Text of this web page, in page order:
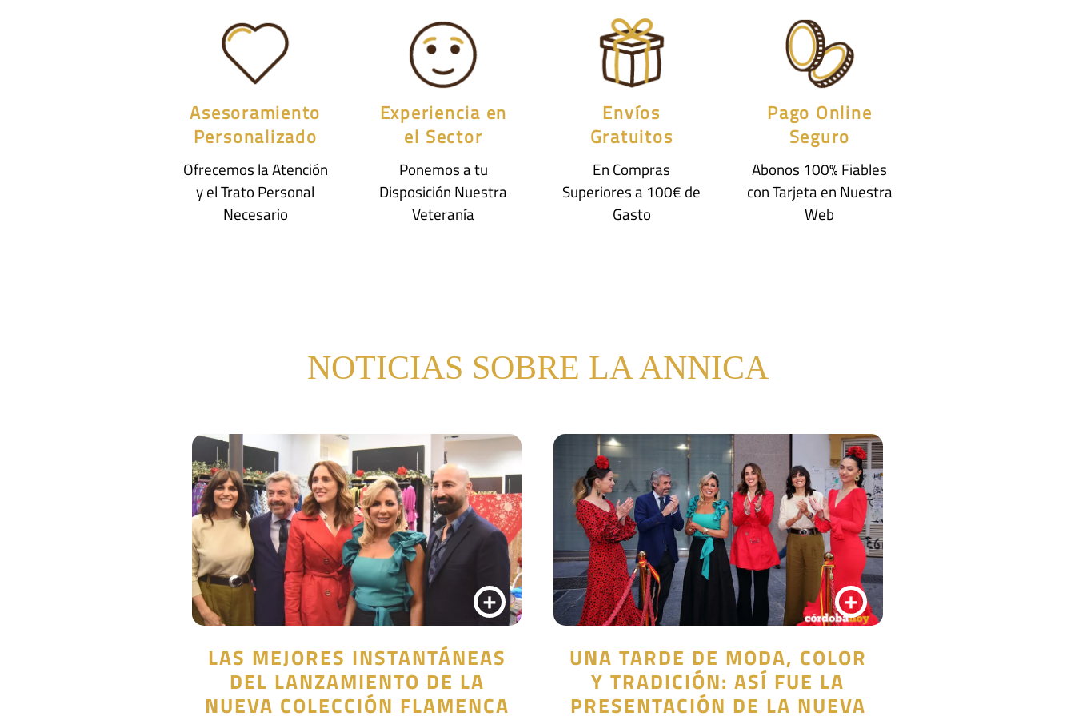
Asesoramiento
Personalizado
Ofrecemos la Atención
y el Trato Personal
Necesario
Experiencia en
el Sector
Ponemos a tu
Disposición Nuestra
Veteranía
Envíos
Gratuitos
En Compras
Superiores a 100€ de
Gasto
Pago Online
Seguro
Abonos 100% Fiables
con Tarjeta en Nuestra
Web
NOTICIAS SOBRE LA ANNICA
+
LAS MEJORES INSTANTÁNEAS
DEL LANZAMIENTO DE LA
NUEVA COLECCIÓN FLAMENCA
+
UNA TARDE DE MODA, COLOR
Y TRADICIÓN: ASÍ FUE LA
PRESENTACIÓN DE LA NUEVA